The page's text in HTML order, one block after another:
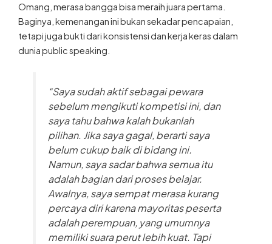
Omang, merasa bangga bisa meraih juara pertama.
Baginya, kemenangan ini bukan sekadar pencapaian,
tetapi juga bukti dari konsistensi dan kerja keras dalam
dunia public speaking.
“Saya sudah aktif sebagai pewara
sebelum mengikuti kompetisi ini, dan
saya tahu bahwa kalah bukanlah
pilihan. Jika saya gagal, berarti saya
belum cukup baik di bidang ini.
Namun, saya sadar bahwa semua itu
adalah bagian dari proses belajar.
Awalnya, saya sempat merasa kurang
percaya diri karena mayoritas peserta
adalah perempuan, yang umumnya
memiliki suara perut lebih kuat. Tapi